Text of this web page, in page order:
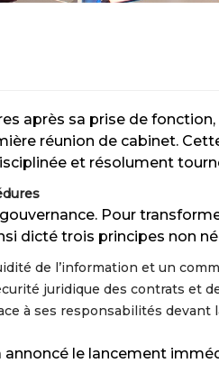
après sa prise de
réunion de cabinet.
et résolument
Pour
dicté trois principes non
de l’information et un
juridique des contrats et
à ses responsabilités devant
le lancement